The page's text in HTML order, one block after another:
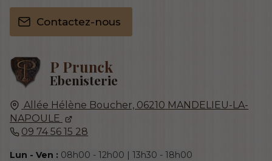
P Prunck
Ebenisterie
Allée Hélène Boucher, 06210 MANDELIEU-LA-
NAPOULE
09 74 56 15 28
Lun - Ven : 08h00 - 12h00 | 13h30 - 18h00
Contactez-nous